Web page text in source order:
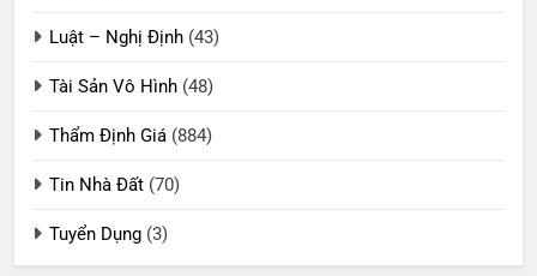
Luật – Nghị Định (43)
Tài Sản Vô Hình (48)
Thẩm Định Giá (884)
Tin Nhà Đất (70)
Tuyển Dụng (3)